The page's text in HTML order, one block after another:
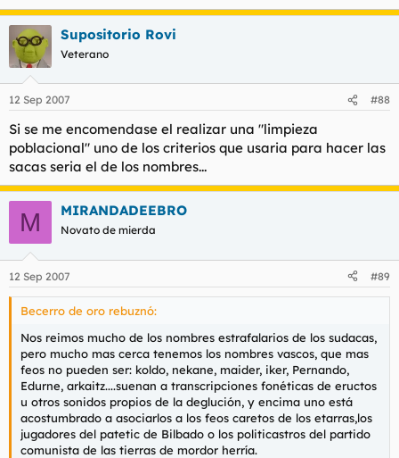
Supositorio Rovi
Veterano
12 Sep 2007 #88
Si se me encomendase el realizar una "limpieza
poblacional" uno de los criterios que usaria para hacer las
sacas seria el de los nombres...
M MIRANDADEEBRO
Novato de mierda
12 Sep 2007 #89
Becerro de oro rebuznó:
Nos reimos mucho de los nombres estrafalarios de los sudacas,
pero mucho mas cerca tenemos los nombres vascos, que mas
feos no pueden ser: koldo, nekane, maider, iker, Pernando,
Edurne, arkaitz....suenan a transcripciones fonéticas de eructos
u otros sonidos propios de la deglución, y encima uno está
acostumbrado a asociarlos a los feos caretos de los etarras,los
jugadores del patetic de Bilbado o los politicastros del partido
comunista de las tierras de mordor herría.